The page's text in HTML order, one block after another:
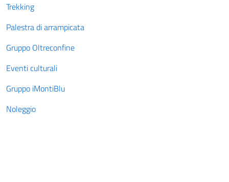
Trekking
Palestra di arrampicata
Gruppo Oltreconfine
Eventi culturali
Gruppo iMontiBlu
Noleggio